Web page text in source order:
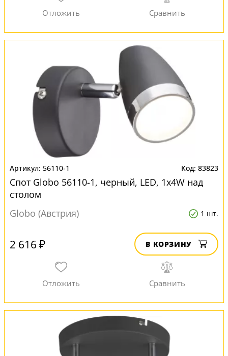
56110-1 83823
Спот Globo 56110-1, черный, LED, 1x4W над
столом
Globo (Австрия)
1 шт.
2 616 ₽ В КОРЗИНУ